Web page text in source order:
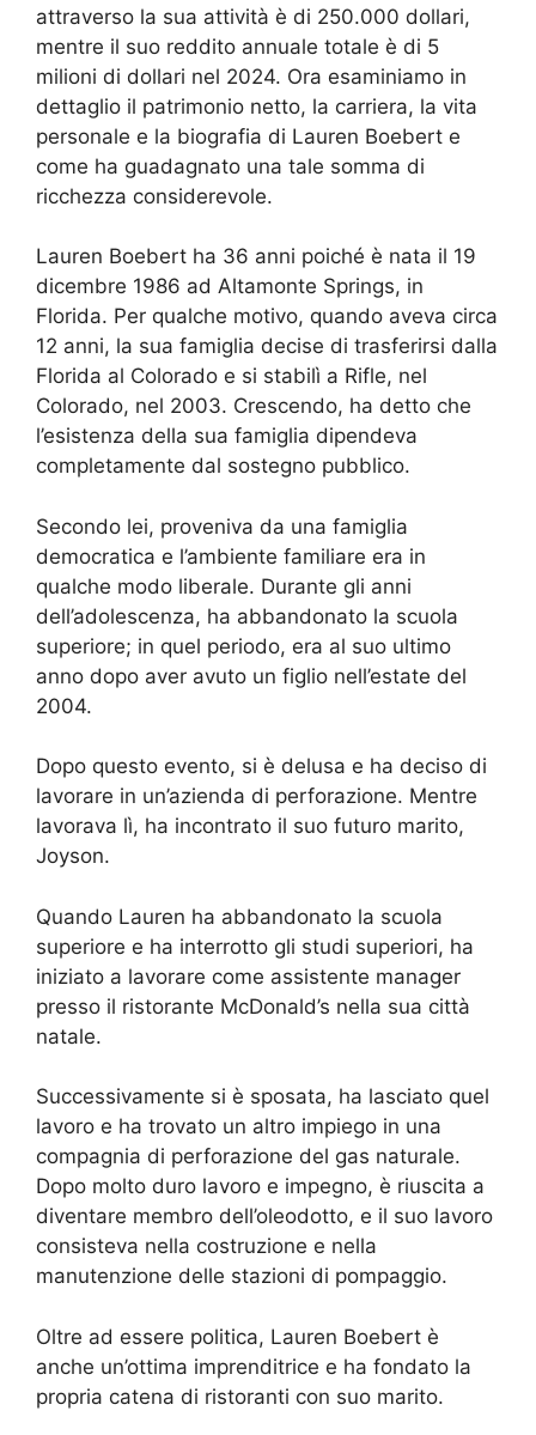
attraverso la sua attività è di 250.000 dollari,
mentre il suo reddito annuale totale è di 5
milioni di dollari nel 2024. Ora esaminiamo in
dettaglio il patrimonio netto, la carriera, la vita
personale e la biografia di Lauren Boebert e
come ha guadagnato una tale somma di
ricchezza considerevole.
Lauren Boebert ha 36 anni poiché è nata il 19
dicembre 1986 ad Altamonte Springs, in
Florida. Per qualche motivo, quando aveva circa
12 anni, la sua famiglia decise di trasferirsi dalla
Florida al Colorado e si stabilì a Rifle, nel
Colorado, nel 2003. Crescendo, ha detto che
l’esistenza della sua famiglia dipendeva
completamente dal sostegno pubblico.
Secondo lei, proveniva da una famiglia
democratica e l’ambiente familiare era in
qualche modo liberale. Durante gli anni
dell’adolescenza, ha abbandonato la scuola
superiore; in quel periodo, era al suo ultimo
anno dopo aver avuto un figlio nell’estate del
2004.
Dopo questo evento, si è delusa e ha deciso di
lavorare in un’azienda di perforazione. Mentre
lavorava lì, ha incontrato il suo futuro marito,
Joyson.
Quando Lauren ha abbandonato la scuola
superiore e ha interrotto gli studi superiori, ha
iniziato a lavorare come assistente manager
presso il ristorante McDonald’s nella sua città
natale.
Successivamente si è sposata, ha lasciato quel
lavoro e ha trovato un altro impiego in una
compagnia di perforazione del gas naturale.
Dopo molto duro lavoro e impegno, è riuscita a
diventare membro dell’oleodotto, e il suo lavoro
consisteva nella costruzione e nella
manutenzione delle stazioni di pompaggio.
Oltre ad essere politica, Lauren Boebert è
anche un’ottima imprenditrice e ha fondato la
propria catena di ristoranti con suo marito.